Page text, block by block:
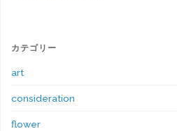
カテゴリー
art
consideration
flower